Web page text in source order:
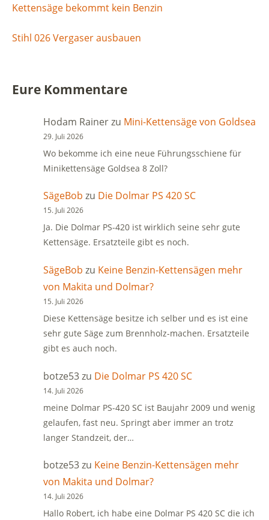
Kettensäge bekommt kein Benzin
Stihl 026 Vergaser ausbauen
Eure Kommentare
Hodam Rainerzu Mini-Kettensäge von Goldsea
29. Juli 2026
Wo bekomme ich eine neue Führungsschiene für
Minikettensäge Goldsea 8 Zoll?
SägeBob zu Die Dolmar PS 420 SC
15. Juli 2026
Ja. Die Dolmar PS-420 ist wirklich seine sehr gute
Kettensäge. Ersatzteile gibt es noch.
SägeBob zu Keine Benzin-Kettensägen mehr
von Makita und Dolmar?
15. Juli 2026
Diese Kettensäge besitze ich selber und es ist eine
sehr gute Säge zum Brennholz-machen. Ersatzteile
gibt es auch noch.
botze53zu Die Dolmar PS 420 SC
14. Juli 2026
meine Dolmar PS-420 SC ist Baujahr 2009 und wenig
gelaufen, fast neu. Springt aber immer an trotz
langer Standzeit, der…
botze53zu Keine Benzin-Kettensägen mehr
von Makita und Dolmar?
14. Juli 2026
Hallo Robert, ich habe eine Dolmar PS 420 SC die ich